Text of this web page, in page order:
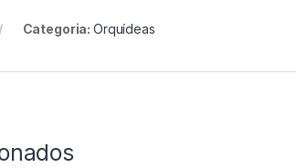
Categoria: Orquídeas